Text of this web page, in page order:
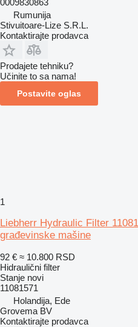
0009830863
Rumunija
Stivuitoare-Lize S.R.L.
Kontaktirajte prodavca
Prodajete tehniku?
Učinite to sa nama!
Postavite oglas
1
Liebherr Hydraulic Filter
građevinske mašine
92 € ≈ 10.800 RSD
Hidraulični filter
Stanje novi
11081571
Holandija, Ede
Grovema BV
Kontaktirajte prodavca